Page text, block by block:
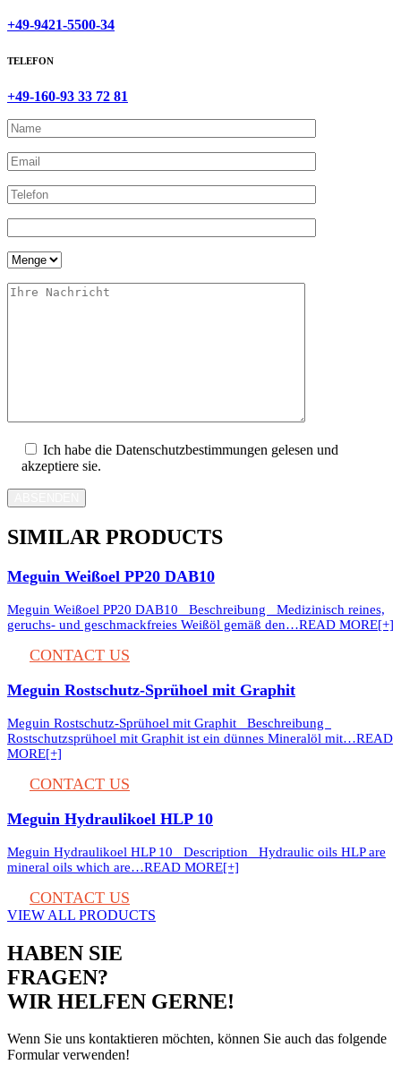
+49-9421-5500-34
TELEFON
+49-160-93 33 72 81
Ich habe die Datenschutzbestimmungen gelesen und
akzeptiere sie.
SIMILAR PRODUCTS
Meguin Weißoel PP20 DAB10
Meguin Weißoel PP20 DAB10 Beschreibung Medizinisch reines,
geruchs- und geschmackfreies Weißöl gemäß den…READ MORE[+]
CONTACT US
Meguin Rostschutz-Sprühoel mit Graphit
Meguin Rostschutz-Sprühoel mit Graphit Beschreibung
Rostschutzsprühoel mit Graphit ist ein dünnes Mineralöl mit…READ
MORE[+]
CONTACT US
Meguin Hydraulikoel HLP 10
Meguin Hydraulikoel HLP 10 Description Hydraulic oils HLP are
mineral oils which are…READ MORE[+]
CONTACT US
VIEW ALL PRODUCTS
HABEN SIE
FRAGEN?
WIR HELFEN GERNE!
Wenn Sie uns kontaktieren möchten, können Sie auch das folgende
Formular verwenden!